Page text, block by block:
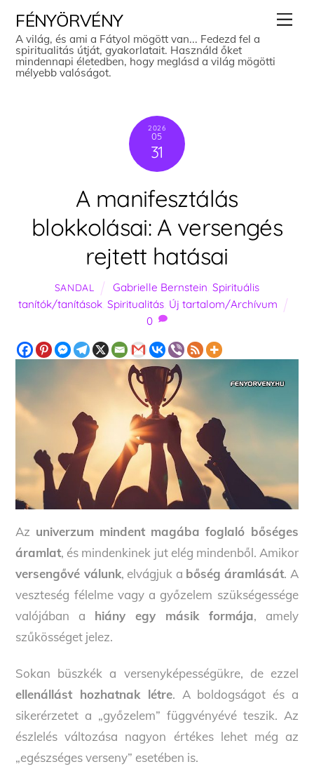
content
FÉNYÖRVÉNY
A világ, és ami a Fátyol mögött van... Fedezd fel a
spiritualitás útját, gyakorlatait. Használd őket
mindennapi életedben, hogy meglásd a világ mögötti
mélyebb valóságot.
2026
05
31
A manifesztálás
blokkolásai: A versengés
rejtett hatásai
SANDAL Gabrielle Bernstein ,Spirituális
tanítók/tanítások, Spiritualitás, Új tartalom/Archívum
0
Az univerzum mindent magába foglaló bőséges
áramlat, és mindenkinek jut elég mindenből. Amikor
versengővé válunk, elvágjuk a bőség áramlását. A
veszteség félelme vagy a győzelem szükségessége
valójában a hiány egy másik formája, amely
szűkösséget jelez.
Sokan büszkék a versenyképességükre, de ezzel
ellenállást hozhatnak létre. A boldogságot és a
sikerérzetet a „győzelem” függvényévé teszik. Az
észlelés változása nagyon értékes lehet még az
„egészséges verseny” esetében is.